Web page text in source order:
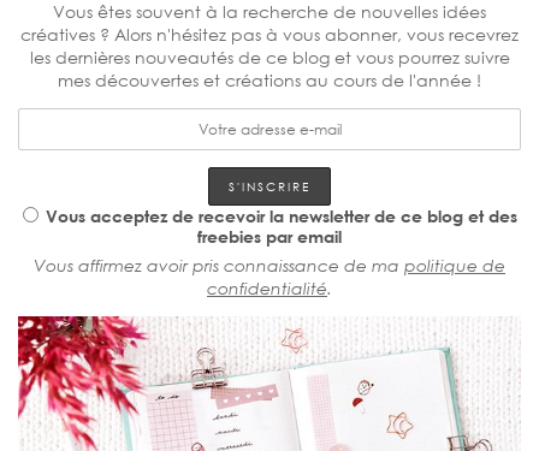
Vous êtes souvent à la recherche de nouvelles idées
créatives ? Alors n'hésitez pas à vous abonner, vous recevrez
les dernières nouveautés de ce blog et vous pourrez suivre
mes découvertes et créations au cours de l'année !
Vous acceptez de recevoir la newsletter de ce blog et des
freebies par email
Vous affirmez avoir pris connaissance de ma politique de
confidentialité.